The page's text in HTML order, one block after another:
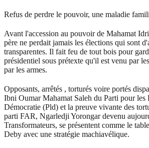
Refus de perdre le pouvoir, une maladie
Avant l'accession au pouvoir de Mahamat
père ne perdait jamais les élections qui sont
transparentes. Il fait feu de tout bois pour
présidentiel sous prétexte qu'il est venu par
par les armes.
Opposants, arrêtés , torturés voire portés
Ibni Oumar Mahamat Saleh du Parti pour les
Démocratie (Pld) et la preuve vivante des
parti FAR, Ngarledji Yorongar devenu
Transformateurs, se présentent comme le
Deby avec une stratégie machiavélique.